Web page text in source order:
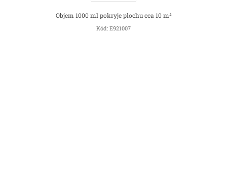
Objem 1000 ml pokryje plochu cca 10 m²
Kód: E921007